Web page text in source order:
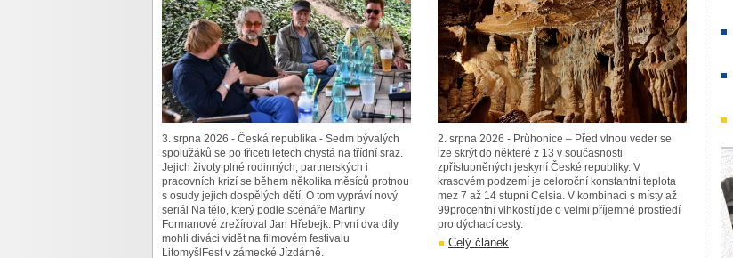
3. srpna 2026 - Česká republika - Sedm bývalých
spolužáků se po třiceti letech chystá na třídní sraz.
Jejich životy plné rodinných, partnerských i
pracovních krizí se během několika měsíců protnou
s osudy jejich dospělých dětí. O tom vypráví nový
seriál Na tělo, který podle scénáře Martiny
Formanové zrežíroval Jan Hřebejk. První dva díly
mohli diváci vidět na filmovém festivalu
LitomyšlFest v zámecké Jízdárně.
2. srpna 2026 - Průhonice – Před vlnou veder se
lze skrýt do některé z 13 v současnosti
zpřístupněných jeskyní České republiky. V
krasovém podzemí je celoroční konstantní teplota
mez 7 až 14 stupni Celsia. V kombinaci s místy až
99procentní vlhkostí jde o velmi příjemné prostředí
pro dýchací cesty.
Celý článek